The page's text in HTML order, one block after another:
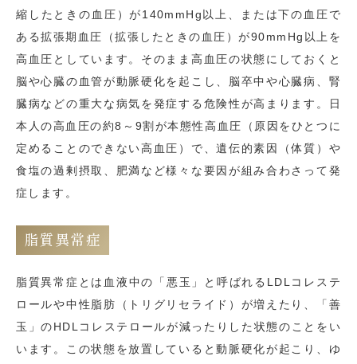
縮したときの血圧）が140mmHg以上、または下の血圧で
ある拡張期血圧（拡張したときの血圧）が90mmHg以上を
高血圧としています。そのまま高血圧の状態にしておくと
脳や心臓の血管が動脈硬化を起こし、脳卒中や心臓病、腎
臓病などの重大な病気を発症する危険性が高まります。日
本人の高血圧の約8～9割が本態性高血圧（原因をひとつに
定めることのできない高血圧）で、遺伝的素因（体質）や
食塩の過剰摂取、肥満など様々な要因が組み合わさって発
症します。
脂質異常症
脂質異常症とは血液中の「悪玉」と呼ばれるLDLコレステ
ロールや中性脂肪（トリグリセライド）が増えたり、「善
玉」のHDLコレステロールが減ったりした状態のことをい
います。この状態を放置していると動脈硬化が起こり、ゆ